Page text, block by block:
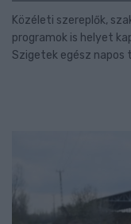
Közéleti szereplők,
programok is helyet
Szigetek egész napos